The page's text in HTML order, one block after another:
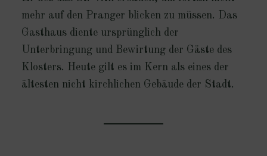
mehr auf den Pranger blicken zu müssen. Das
Gasthaus diente ursprünglich der
Unterbringung und Bewirtung der Gäste des
Klosters. Heute gilt es im Kern als eines der
ältesten nicht kirchlichen Gebäude der Stadt.